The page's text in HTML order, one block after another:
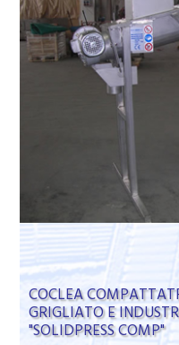
COCLEA
GRIGLIATO E
"SOLIDPRESS COMP"